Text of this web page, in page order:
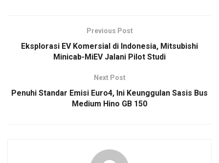
Previous Post
Eksplorasi EV Komersial di Indonesia, Mitsubishi
Minicab-MiEV Jalani Pilot Studi
Next Post
Penuhi Standar Emisi Euro4, Ini Keunggulan Sasis Bus
Medium Hino GB 150